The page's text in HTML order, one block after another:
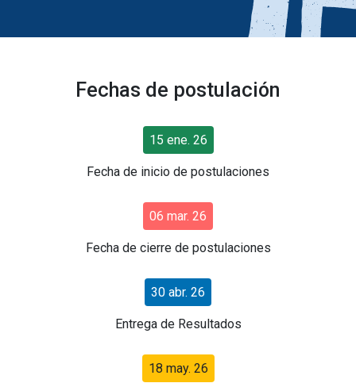
Fechas de postulación
15 ene. 26
Fecha de inicio de postulaciones
06 mar. 26
Fecha de cierre de postulaciones
30 abr. 26
Entrega de Resultados
18 may. 26